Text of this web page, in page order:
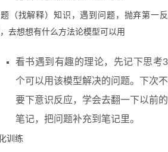
（找解释）知识，遇到问题，抛弃第一反
去想想有什么方法论模型可以用
看书遇到有趣的理论，先记下思考3
个可以用该模型解决的问题。下次不
要下意识反应，学会去翻一下以前的
笔记，把问题补充到笔记里。
训练